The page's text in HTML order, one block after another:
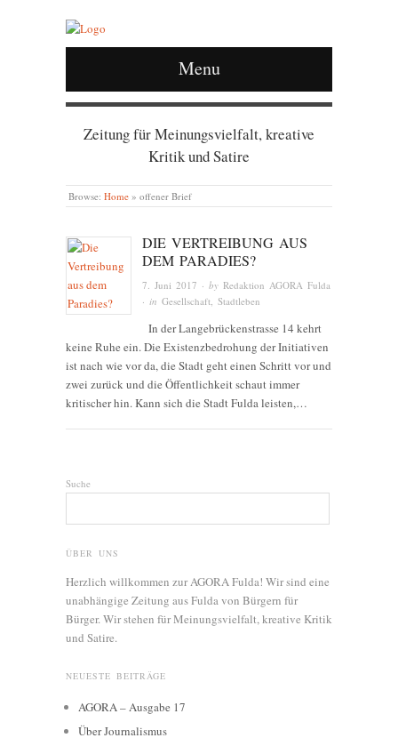
Menu
Zeitung für Meinungsvielfalt, kreative
Kritik und Satire
Browse: Home » offener Brief
DIE VERTREIBUNG AUS
DEM PARADIES?
7. Juni 2017 · byRedaktion AGORA Fulda
· inGesellschaft,Stadtleben
In der Langebrückenstrasse 14 kehrt
keine Ruhe ein. Die Existenzbedrohung der Initiativen
ist nach wie vor da, die Stadt geht einen Schritt vor und
zwei zurück und die Öffentlichkeit schaut immer
kritischer hin. Kann sich die Stadt Fulda leisten,…
Suche
ÜBER UNS
Herzlich willkommen zur AGORA Fulda! Wir sind eine
unabhängige Zeitung aus Fulda von Bürgern für
Bürger. Wir stehen für Meinungsvielfalt, kreative Kritik
und Satire.
NEUESTE BEITRÄGE
AGORA – Ausgabe 17
Über Journalismus